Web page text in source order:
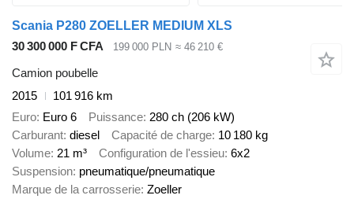
Scania P280 ZOELLER MEDIUM XLS
30 300 000 F CFA
199 000 PLN ≈ 46 210 €
Camion poubelle
2015
101 916 km
Euro Euro 6 Puissance 280 ch (206 kW)
Carburant diesel Capacité de charge 10 180 kg
Volume 21 m³ Configuration de l'essieu 6x2
Suspension pneumatique/pneumatique
Marque de la carrosserie Zoeller